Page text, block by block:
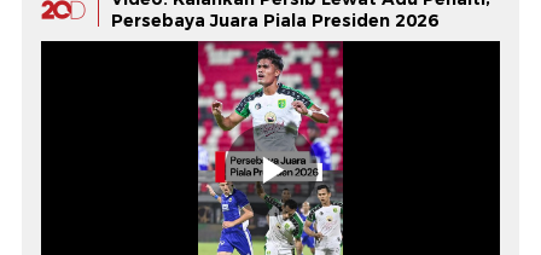
Persebaya Juara Piala Presiden 2026